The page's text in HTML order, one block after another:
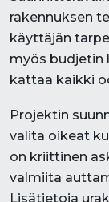
rakennuksen
käyttäjän
myös budjetin
kattaa kaikki
Projektin
valita oikeat
on kriittinen
valmiita
Lisätietoja